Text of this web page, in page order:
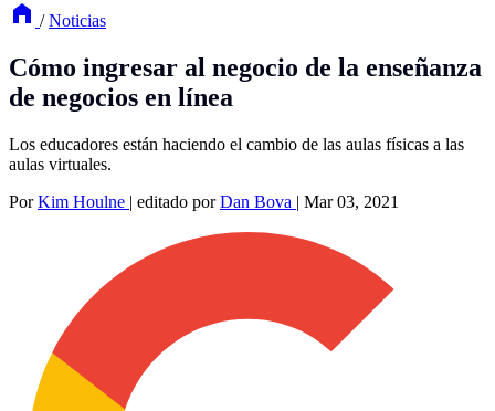
/ Noticias
Cómo ingresar al negocio de la enseñanza
de negocios en línea
Los educadores están haciendo el cambio de las aulas físicas a las
aulas virtuales.
PorKim Houlne | editado porDan Bova | Mar 03, 2021